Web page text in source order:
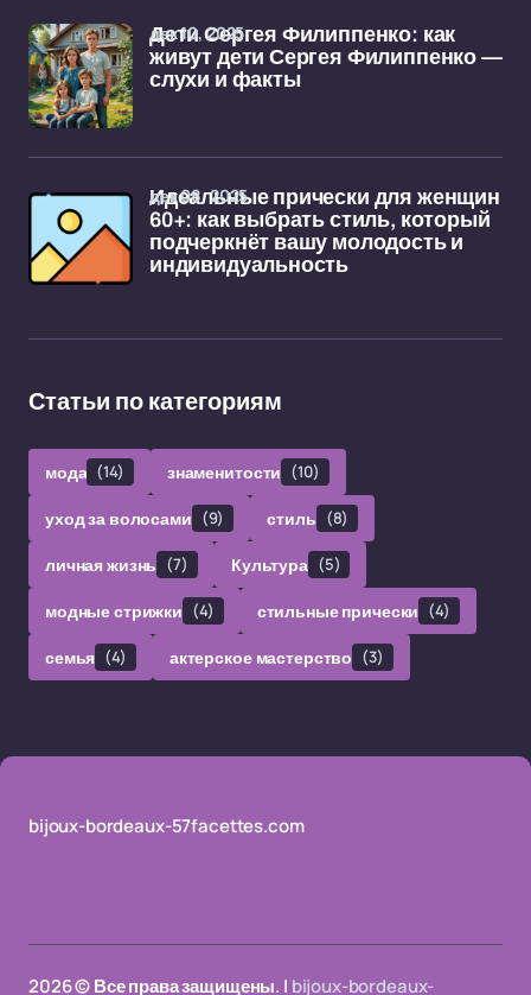
Дети Сергея Филиппенко: как
живут дети Сергея Филиппенко —
слухи и факты
дек 10, 2025
Идеальные прически для женщин
60+: как выбрать стиль, который
подчеркнёт вашу молодость и
индивидуальность
дек 08, 2025
Статьи по категориям
мода (14) знаменитости (10)
уход за волосами (9) стиль (8)
личная жизнь (7) Культура (5)
модные стрижки (4) стильные прически (4)
семья (4) актерское мастерство (3)
bijoux-bordeaux-57facettes.com
2026 © Все права защищены. | bijoux-bordeaux-